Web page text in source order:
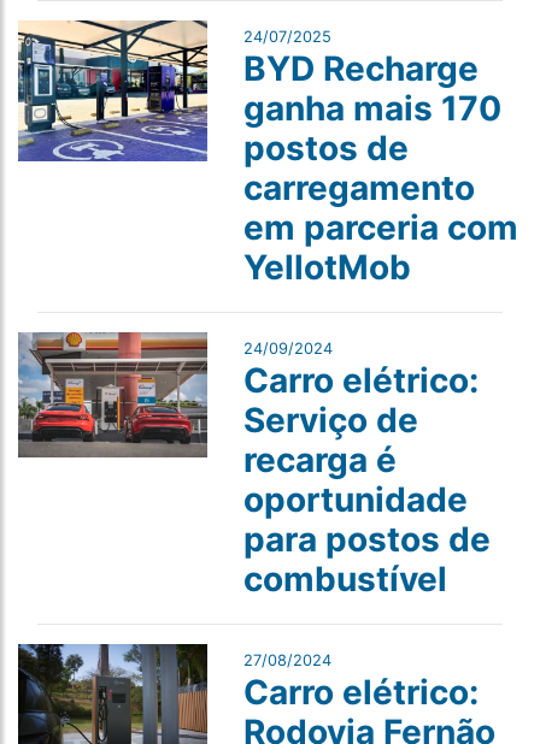
24/07/2025
BYD Recharge
ganha mais 170
postos de
carregamento
em parceria com
YellotMob
24/09/2024
Carro elétrico:
Serviço de
recarga é
oportunidade
para postos de
combustível
27/08/2024
Carro elétrico:
Rodovia Fernão